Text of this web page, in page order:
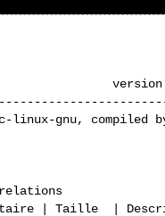
version
pc-linux-gnu,
| Taille  |